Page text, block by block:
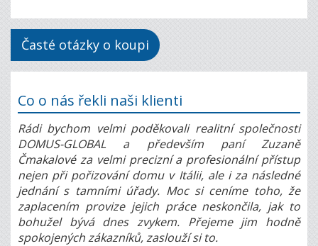
Časté otázky o koupi
Co o nás řekli naši klienti
Rádi bychom velmi poděkovali realitní společnosti
DOMUS-GLOBAL a především paní Zuzaně
Čmakalové za velmi precizní a profesionální přístup
nejen při pořizování domu v Itálii, ale i za následné
jednání s tamními úřady. Moc si ceníme toho, že
zaplacením provize jejich práce neskončila, jak to
bohužel bývá dnes zvykem. Přejeme jim hodně
spokojených zákazníků, zaslouží si to.